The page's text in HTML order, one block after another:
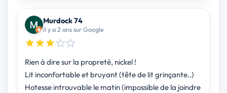
Murdock 74
il y a 2 ans sur Google
Rien à dire sur la propreté, nickel !
Lit inconfortable et bruyant (tête de lit grinçante..)
Hotesse introuvable le matin (impossible de la joindre